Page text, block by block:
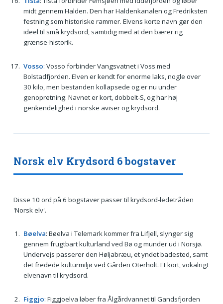
midt gennem Halden. Den har Haldenkanalen og Fredriksten
festning som historiske rammer. Elvens korte navn gør den
ideel til små krydsord, samtidig med at den bærer rig
grænse-historik.
Vosso: Vosso forbinder Vangsvatnet i Voss med
Bolstadfjorden. Elven er kendt for enorme laks, nogle over
30 kilo, men bestanden kollapsede og er nu under
genopretning. Navnet er kort, dobbelt-S, og har høj
genkendelighed i norske aviser og krydsord.
Norsk elv Krydsord 6 bogstaver
Disse 10 ord på 6 bogstaver passer til krydsord-ledetråden
'Norsk elv'.
Bøelva: Bøelva i Telemark kommer fra Lifjell, slynger sig
gennem frugtbart kulturland ved Bø og munder ud i Norsjø.
Undervejs passerer den Høljabræu, et yndet badested, samt
det fredede kulturmiljø ved Gården Oterholt. Et kort, vokalrigt
elvenavn til krydsord.
Figgjo: Figgjoelva løber fra Ålgårdvannet til Gandsfjorden